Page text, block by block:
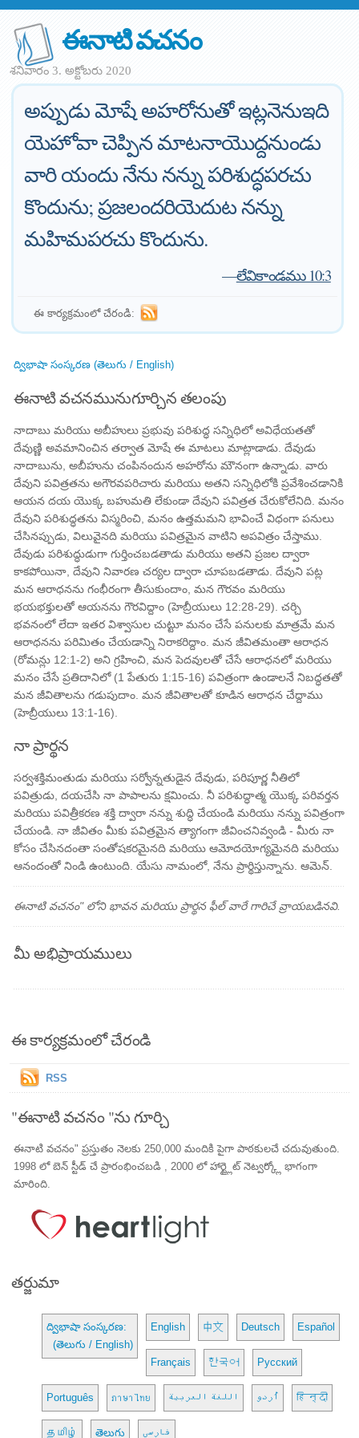
ఈనాటి వచనం
శనివారం 3. అక్టోబరు 2020
అప్పుడు మోషే అహరోనుతో ఇట్లనెనుఇది
యెహోవా చెప్పిన మాటనాయొద్దనుండు
వారి యందు నేను నన్ను పరిశుద్ధపరచు
కొందును; ప్రజలందరియెదుట నన్ను
మహిమపరచు కొందును.
—లేవికాండము 10:3
ఈ కార్యక్రమంలో చేరండి:
ద్విభాషా సంస్కరణ (తెలుగు / English)
ఈనాటి వచనమునుగూర్చిన తలంపు
నాదాబు మరియు అబీహులు ప్రభువు పరిశుద్ధ సన్నిధిలో అవిధేయతతో
దేవుణ్ణి అవమానించిన తర్వాత మోషే ఈ మాటలు మాట్లాడాడు. దేవుడు
నాదాబును, అబీహును చంపినందున అహరోను మౌనంగా ఉన్నాడు. వారు
దేవుని పవిత్రతను అగౌరవపరిచారు మరియు అతని సన్నిధిలోకి ప్రవేశించడానికి
ఆయన దయ యొక్క బహుమతి లేకుండా దేవుని పవిత్రత చేరుకోలేనిది. మనం
దేవుని పరిశుద్ధతను విస్మరించి, మనం ఉత్తమమని భావించే విధంగా పనులు
చేసినప్పుడు, విలువైనది మరియు పవిత్రమైన వాటిని అపవిత్రం చేస్తాము.
దేవుడు పరిశుద్ధుడుగా గుర్తించబడతాడు మరియు అతని ప్రజల ద్వారా
కాకపోయినా, దేవుని నివారణ చర్యల ద్వారా చూపబడతాడు. దేవుని పట్ల
మన ఆరాధనను గంభీరంగా తీసుకుందాం, మన గౌరవం మరియు
భయభక్తులతో ఆయనను గౌరవిద్దాం (హెబ్రీయులు 12:28-29). చర్చి
భవనంలో లేదా ఇతర విశ్వాసుల చుట్టూ మనం చేసే పనులకు మాత్రమే మన
ఆరాధనను పరిమితం చేయడాన్ని నిరాకరిద్దాం. మన జీవితమంతా ఆరాధన
(రోమన్లు ​​​​12:1-2) అని గ్రహించి, మన పెదవులతో చేసే ఆరాధనలో మరియు
మనం చేసే ప్రతిదానిలో (1 పేతురు 1:15-16) పవిత్రంగా ఉండాలనే నిబద్ధతతో
మన జీవితాలను గడుపుదాం. మన జీవితాలతో కూడిన ఆరాధన చేద్దాము
(హెబ్రీయులు 13:1-16).
నా ప్రార్థన
సర్వశక్తిమంతుడు మరియు సర్వోన్నతుడైన దేవుడు, పరిపూర్ణ నీతిలో
పవిత్రుడు, దయచేసి నా పాపాలను క్షమించు. నీ పరిశుద్ధాత్మ యొక్క పరివర్తన
మరియు పవిత్రీకరణ శక్తి ద్వారా నన్ను శుద్ధి చేయండి మరియు నన్ను పవిత్రంగా
చేయండి. నా జీవితం మీకు పవిత్రమైన త్యాగంగా జీవించనివ్వండి - మీరు నా
కోసం చేసినదంతా సంతోషకరమైనది మరియు ఆమోదయోగ్యమైనది మరియు
ఆనందంతో నిండి ఉంటుంది. యేసు నామంలో, నేను ప్రార్థిస్తున్నాను. ఆమెన్.
ఈనాటి వచనం" లోని భావన మరియు ప్రార్థన ఫీల్ వారే గారిచే వ్రాయబడినవి.
మీ అభిప్రాయములు
ఈ కార్యక్రమంలో చేరండి
RSS
"ఈనాటి వచనం "ను గూర్చి
ఈనాటి వచనం" ప్రస్తుతం నెలకు 250,000 మందికి పైగా పాఠకులచే చదువుతుంది.
1998 లో బెన్ స్టీడ్ చే ప్రారంభించబడి , 2000 లో హార్ట్లైట్ నెట్వర్క్లో భాగంగా
మారింది.
తర్జుమా
ద్విభాషా సంస్కరణ:
(తెలుగు / English)
English 中文 Deutsch Español
Français 한국어 Русский
Português ภาษาไทย اللغة العربية اُردو हिन्दी
தமிழ் తెలుగు فارسی